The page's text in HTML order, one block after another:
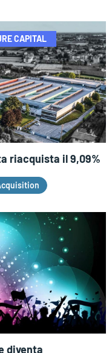
CAPITAL
riacquista il 9,09%
diventa